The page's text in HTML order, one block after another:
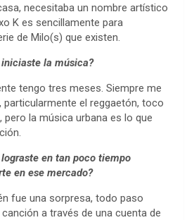
necesitaba un nombre artístico
K es sencillamente para
de Milo(s) que existen.
la música?
tengo tres meses. Siempre me
particularmente el reggaetón, toco
pero la música urbana es lo que
en tan poco tiempo
en ese mercado?
fue una sorpresa, todo paso
a través de una cuenta de